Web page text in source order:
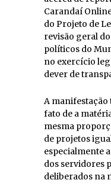
Carandaí
do Projeto de
revisão geral
políticos do
no exercício
dever de
A manifestação
fato de a
mesma
de projetos
especialmente
dos servidores
deliberados na